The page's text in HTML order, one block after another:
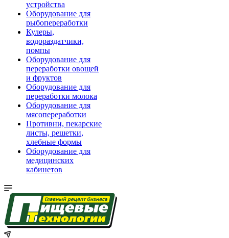
устройства
Оборудование для
рыбопереработки
Кулеры,
водораздатчики,
помпы
Оборудование для
переработки овощей
и фруктов
Оборудование для
переработки молока
Оборудование для
мясопереработки
Противни, пекарские
листы, решетки,
хлебные формы
Оборудование для
медицинских
кабинетов